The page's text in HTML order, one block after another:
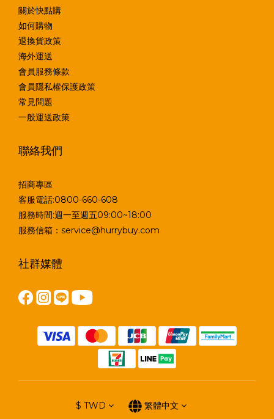
關於快點購
如何購物
退換貨政策
海外運送
會員服務條款
會員隱私權保護政策
常見問題
一般運送政策
聯絡我們
招商專區
客服電話:0800-660-608
服務時間:週一至週五09:00~18:00
服務信箱：service@hurrybuy.com
社群媒體
$ TWD 繁體中文